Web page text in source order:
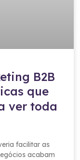
B2B
que
ver toda
facilitar as
acabam